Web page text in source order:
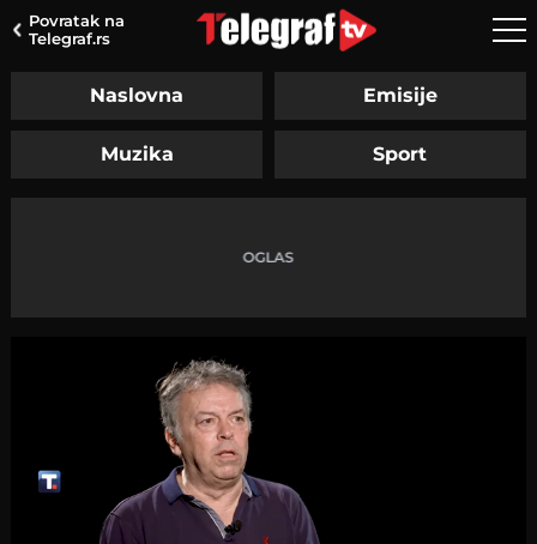
Povratak na
Telegraf.rs
Naslovna Emisije
Muzika Sport